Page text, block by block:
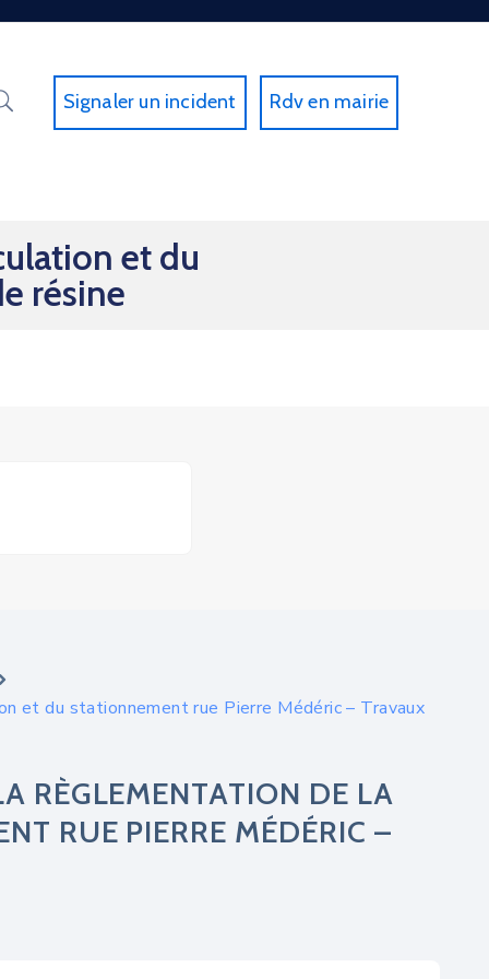
Signaler un incident Rdv en mairie
et du
résine
du stationnement rue Pierre Médéric – Travaux
RÈGLEMENTATION DE LA
RUE PIERRE MÉDÉRIC –